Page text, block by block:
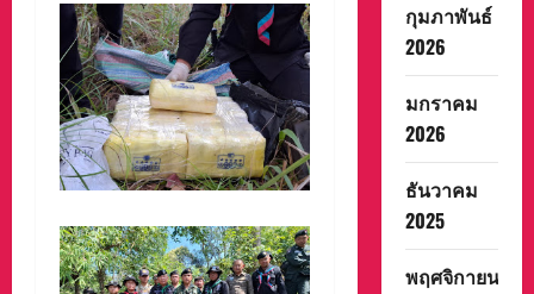
กุมภาพันธ์
2026
มกราคม
2026
ธันวาคม
2025
พฤศจิกายน